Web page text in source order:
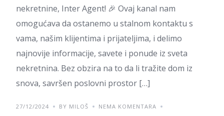
nekretnine, Inter Agent! 🎉 Ovaj kanal nam
omogućava da ostanemo u stalnom kontaktu s
vama, našim klijentima i prijateljima, i delimo
najnovije informacije, savete i ponude iz sveta
nekretnina. Bez obzira na to da li tražite dom iz
snova, savršen poslovni prostor […]
27/12/2024 BY MILOŠ
NEMA KOMENTARA